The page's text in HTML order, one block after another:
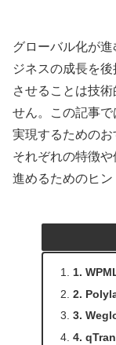
グローバル化が
ジネスの成長を
させることは技
せん。この記事
実現するためのお
それぞれの特徴
進めるためのヒン
1.
2.
3.
4.